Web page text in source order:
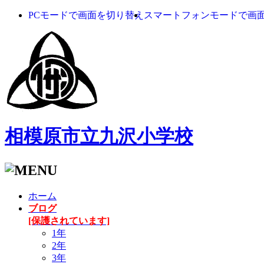
PCモードで画面を切り替え スマートフォンモードで画
相模原市立九沢小学校
ホーム
ブログ
[保護されています]
1年
2年
3年